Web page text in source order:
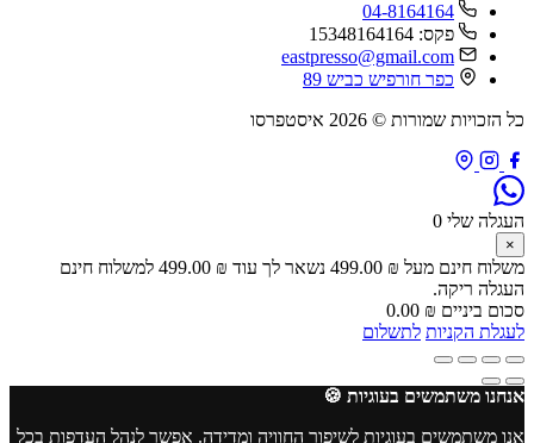
04-8164164
פקס: 15348164164
eastpresso@gmail.com
כפר חורפיש כביש 89
שמורות © 2026 איסטפרסו
שלי 0
חינם מעל₪
499.00 נשאר לך עוד₪
499.00
למשלוח חינם
ריקה.
ביניים ₪
0.00
הקניות לתשלום
משתמשים בעוגיות 🍪
משתמשים בעוגיות לשיפור החוויה ומדידה. אפשר לנהל העדפות בכל